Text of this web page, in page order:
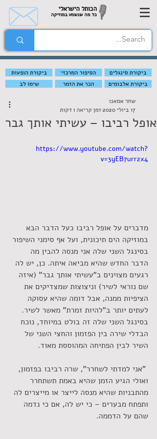
הכותל הישראלי
כל מה שנשמע במוזיקה
ביקורת הופעות הסיפור המרכזי
ביקורת סינגלים
שימו לב
הכר את הזמר ביקורת אלבומים
אופל רביבו – עשיתי אותך גבר
שחר אמאנו
17 ביולי 2020
זמן קריאה 1 דקות
https://www.youtube.com/watch?
v=3yEB7urr2x4
מדברים על אופל רביבו כעל הדבר הבא
במוזיקה הים תיכונית, ועל אף סימני השיפור
בסינגל השני שלה אני מנסה להבין מה
הדבר החדש שהיא מביאה איתה. כן, יש לה
רגעים מצוינים ב"עשיתי אותך גבר" (איזה
שם נוראי לשיר) וניצוצות שמצדיקים את
הציפיות ממנה, אבל דומה שהיא עסוקה
לעתים יותר ב"להיות זמרת" מאשר לשיר.
בסינגל השני שלה זה בולט במיוחד, נוכח
הבדלי שירה בין הפזמון והחצי השני של
השיר לבין הפתיחה המהוססת מאוד.
"אני למדתי לשחרר", שרה רביבו בפזמון,
ואולי הגיע הזמן שהיא באמת תשתחרר
מהתבניות שהיא מנסה לייצר או מייצרים לה
ותפתח מבערים – כי יש לה, אם כי נדמה
שהם על הדממה.